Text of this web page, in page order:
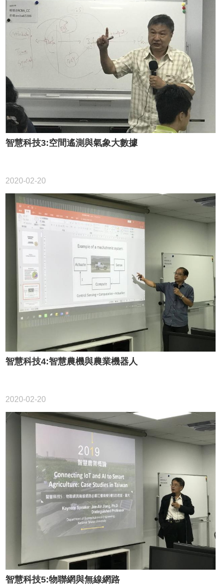
智慧科技3:空間遙測與氣象大數據
2020-02-20
智慧科技4:智慧農機與農業機器人
2020-02-20
智慧科技5:物聯網與無線網路